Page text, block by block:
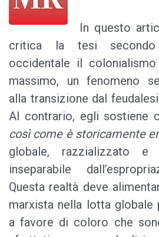
In questo
critica la tesi secondo
occidentale il
massimo, un fenomeno
alla transizione dal
Al contrario, egli sostiene
così come è storicamente
globale, razzializzato
inseparabile
Questa realtà deve
marxista nella lotta
a favore di coloro che